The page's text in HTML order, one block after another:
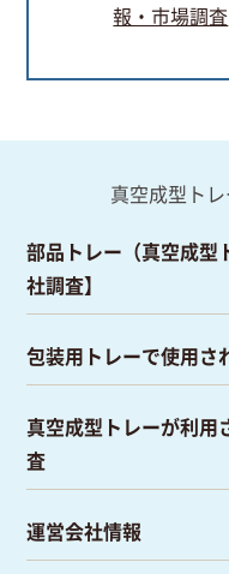
報・市場調査
真空成型トレ
部品トレー（真空成型
社調査】
包装用トレーで使用さ
真空成型トレーが利用
査
運営会社情報